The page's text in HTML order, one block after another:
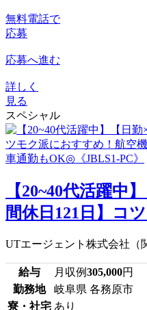
無料電話で
応募
応募へ進む
詳しく
見る
スペシャル
【20~40代活躍中
間休日121日】コ
UTエージェント株式会社（
給与 月収例305,000円
勤務地
岐阜県 各務原市
寮・社宅 あり